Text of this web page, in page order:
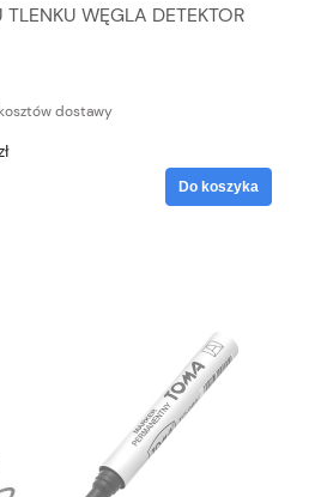
WĘGLA DETEKTOR
dostawy
Do koszyka